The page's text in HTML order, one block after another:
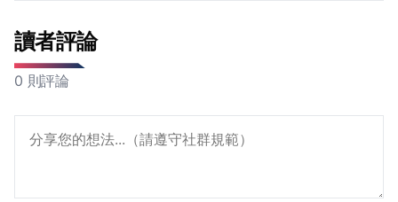
讀者評論
0 則評論